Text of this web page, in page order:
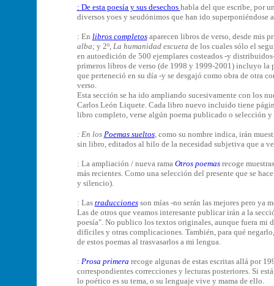
: De esta poesía y sus desechos habla del que escribe, por
diversos yoes y seudónimos que han ido superponiéndose
: En libros completosaparecen libros de verso, desde mis
alba; y 2º, La humanidad escueta de los cuales sólo el
en autoedición de 500 ejemplares costeados -y
primeros libros de verso (de 1998 y 1999-2001) incluyo la
que perteneció en su día -y se desgajó como obra de otra
verso.
Esta sección se ha ido ampliando sucesivamente con los
Carlos León Liquete. Cada libro nuevo incluido tiene
libro completo, verse algún poema publicado o selección
: En los Poemas sueltos, como su nombre indica, irán
sin libro, editados al hilo de la necesidad subjetiva que a
: La ampliación / nueva rama Otros poemasrecoge
más recientes. Como una selección del presente que se
y silencio).
: Las traduccionesson mías -no serán las mejores pero ya
Las de otros que veamos interesante publicar irán a la
poesía".No publico los textos originales, aunque fuera mi
difíciles y otras complicaciones. También, para qué
de estos poemas al trasvasarlos a mi lengua.
: Prosa primera recoge algunas de estas escritas allá por
correspondientes correcciones y lecturas posteriores. Si
lo poético es su tema, o su lenguaje vive y mama de ello.